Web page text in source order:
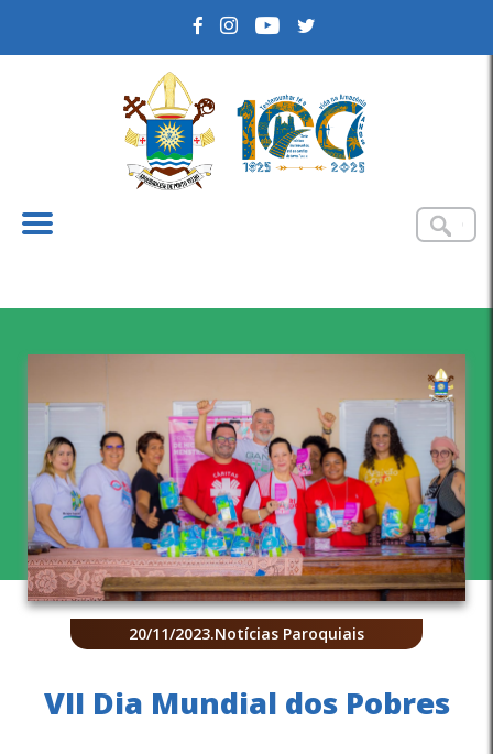
20/11/2023.Notícias Paroquiais
VII Dia Mundial dos Pobres